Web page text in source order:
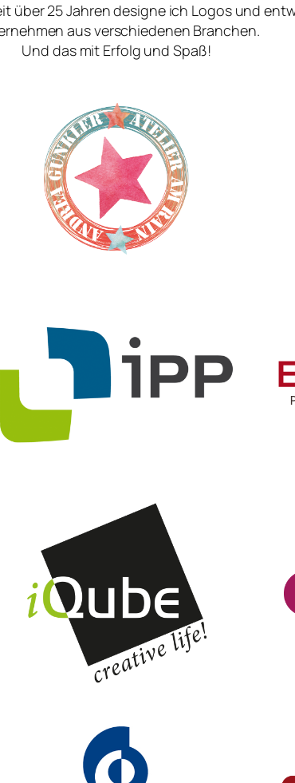
über 25 Jahren designe ich Logos und
aus verschiedenen Branchen.
Und das mit Erfolg und Spaß!